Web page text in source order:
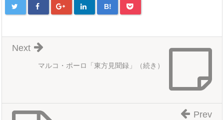
B!
マルコ・ポーロ「東方見聞録」（続き）
Next
Prev